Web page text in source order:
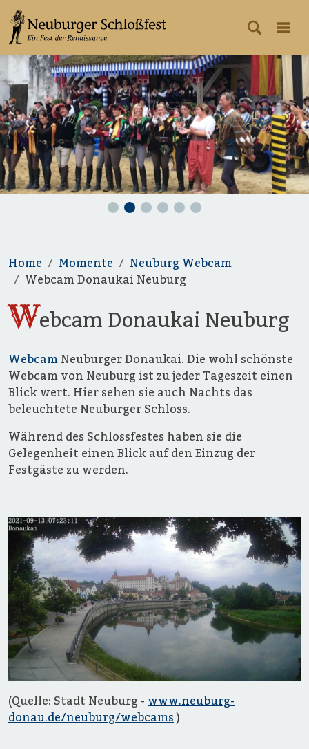
Home Momente
Neuburg Webcam
Webcam Donaukai Neuburg
Webcam Donaukai Neuburg
Webcam Neuburger Donaukai. Die wohl schönste
Webcam von Neuburg ist zu jeder Tageszeit einen
Blick wert. Hier sehen sie auch Nachts das
beleuchtete Neuburger Schloss.
Während des Schlossfestes haben sie die
Gelegenheit einen Blick auf den Einzug der
Festgäste zu werden.
(Quelle: Stadt Neuburg - www.neuburg-
donau.de/neuburg/webcams)